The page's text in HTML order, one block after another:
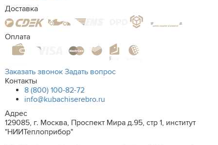
Доставка
Оплата
Заказать звонок Задать вопрос
Контакты
8 (800) 100-82-72
info@kubachiserebro.ru
Адрес
129085, г. Москва, Проспект Мира д.95, стр 1, институт
"НИИТеплоприбор"